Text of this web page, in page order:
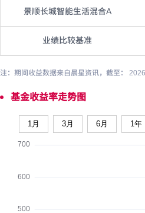
景顺长城智能生活混合A
业绩比较基准
注：期间收益数据来自晨星资讯，截至：
基金收益率走势图
1月 3月 6月 1年